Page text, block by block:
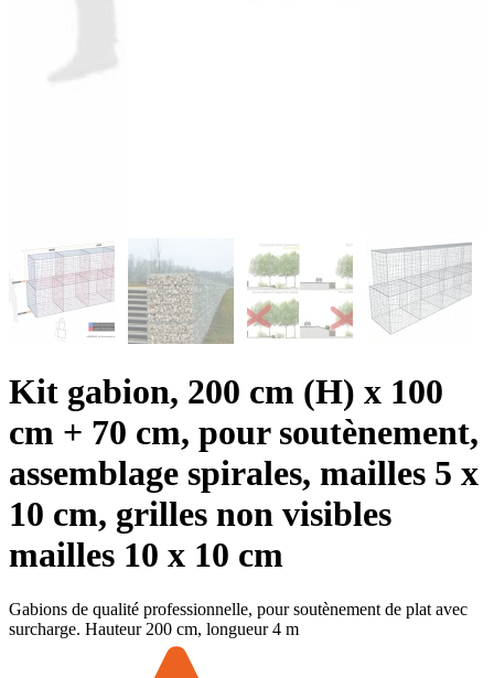
Kit gabion, 200 cm (H) x 100
cm + 70 cm, pour soutènement,
assemblage spirales, mailles 5 x
10 cm, grilles non visibles
mailles 10 x 10 cm
Gabions de qualité professionnelle, pour soutènement de plat avec
surcharge. Hauteur 200 cm, longueur 4 m